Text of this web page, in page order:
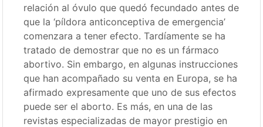
relación al óvulo que quedó fecundado antes de
que la ‘píldora anticonceptiva de emergencia’
comenzara a tener efecto. Tardíamente se ha
tratado de demostrar que no es un fármaco
abortivo. Sin embargo, en algunas instrucciones
que han acompañado su venta en Europa, se ha
afirmado expresamente que uno de sus efectos
puede ser el aborto. Es más, en una de las
revistas especializadas de mayor prestigio en